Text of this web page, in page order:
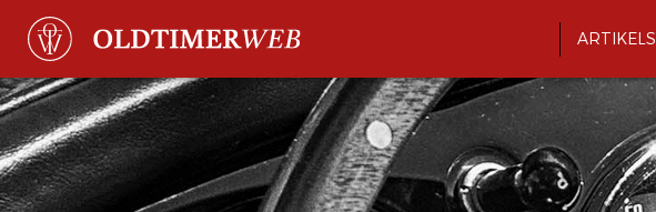
ARTIKELS